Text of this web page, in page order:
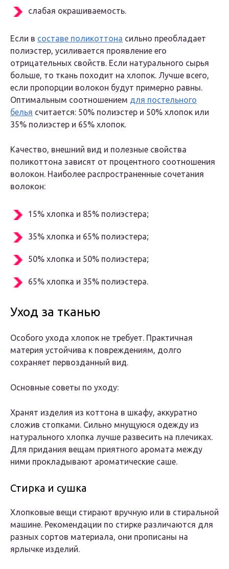
слабая окрашиваемость.
Если в составе поликоттона сильно преобладает
полиэстер, усиливается проявление его
отрицательных свойств. Если натурального сырья
больше, то ткань походит на хлопок. Лучше всего,
если пропорции волокон будут примерно равны.
Оптимальным соотношением для постельного
белья считается: 50% полиэстер и 50% хлопок или
35% полиэстер и 65% хлопок.
Качество, внешний вид и полезные свойства
поликоттона зависят от процентного соотношения
волокон. Наиболее распространенные сочетания
волокон:
15% хлопка и 85% полиэстера;
35% хлопка и 65% полиэстера;
50% хлопка и 50% полиэстера;
65% хлопка и 35% полиэстера.
Уход за тканью
Особого ухода хлопок не требует. Практичная
материя устойчива к повреждениям, долго
сохраняет первозданный вид.
Основные советы по уходу:
Хранят изделия из коттона в шкафу, аккуратно
сложив стопками. Сильно мнущуюся одежду из
натурального хлопка лучше развесить на плечиках.
Для придания вещам приятного аромата между
ними прокладывают ароматические саше.
Стирка и сушка
Хлопковые вещи стирают вручную или в стиральной
машине. Рекомендации по стирке различаются для
разных сортов материала, они прописаны на
ярлычке изделий.